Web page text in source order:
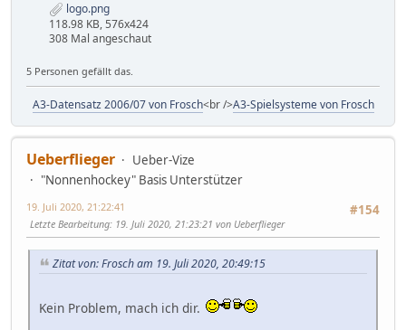
logo.png
118.98 KB, 576x424
308 Mal angeschaut
5 Personen gefällt das.
A3-Datensatz 2006/07 von Frosch<br />A3-Spielsysteme von Frosch
Ueberflieger
Ueber-Vize
"Nonnenhockey" Basis Unterstützer
#154
19. Juli 2020, 21:22:41
Letzte Bearbeitung: 19. Juli 2020, 21:23:21 von Ueberflieger
Zitat von: Frosch am 19. Juli 2020, 20:49:15
Kein Problem, mach ich dir.